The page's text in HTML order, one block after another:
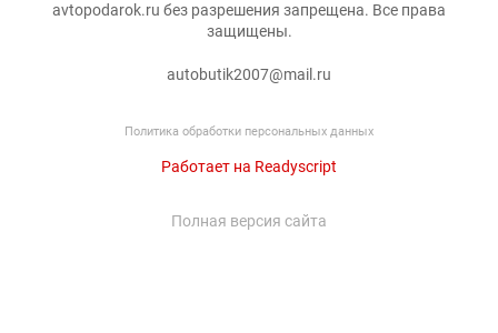
avtopodarok.ru без разрешения запрещена. Все права
защищены.
autobutik2007@mail.ru
Политика обработки персональных данных
Работает на Readyscript
Полная версия сайта